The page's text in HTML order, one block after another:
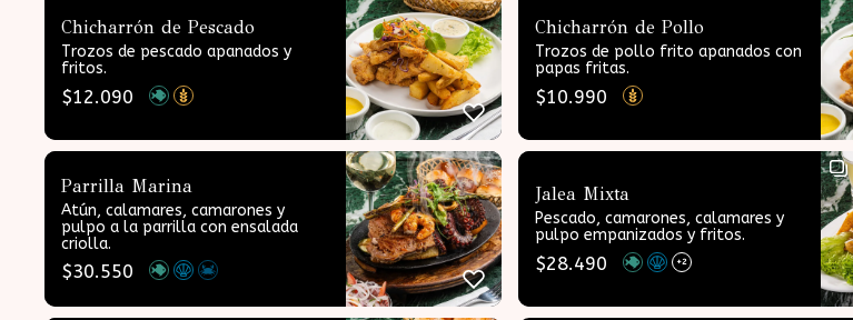
Chicharrón de Pescado
Trozos de pescado apanados y
fritos.
$12.090
Chicharrón de Pollo
Trozos de pollo frito apanados con
papas fritas.
$10.990
Parrilla Marina
Atún, calamares, camarones y
pulpo a la parrilla con ensalada
criolla.
$30.550
Jalea Mixta
Pescado, camarones, calamares y
pulpo empanizados y fritos.
$28.490 +2